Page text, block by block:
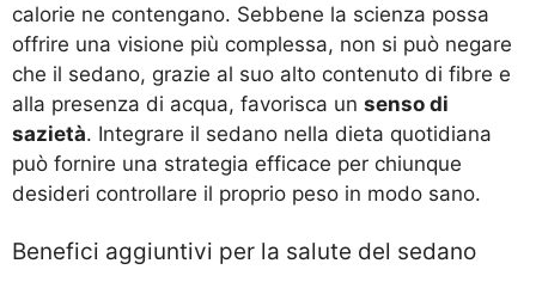
calorie ne contengano. Sebbene la scienza possa
offrire una visione più complessa, non si può negare
che il sedano, grazie al suo alto contenuto di fibre e
alla presenza di acqua, favorisca un senso di
sazietà. Integrare il sedano nella dieta quotidiana
può fornire una strategia efficace per chiunque
desideri controllare il proprio peso in modo sano.
Benefici aggiuntivi per la salute del sedano